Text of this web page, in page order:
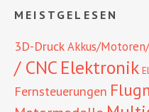
MEISTGELESEN
3D-DruckAkkus/
/ CNC Elektronik
Fernsteuerungen